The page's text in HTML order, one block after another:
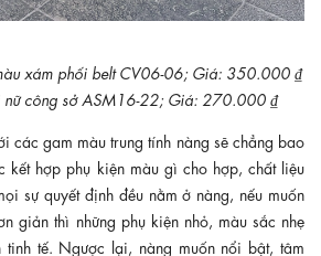
xám phối belt CV06-06; Giá: 350.000 ₫
nữ công sở ASM16-22; Giá: 270.000 ₫
các gam màu trung tính nàng sẽ chẳng bao
kết hợp phụ kiện màu gì cho hợp, chất liệu
sự quyết định đều nằm ở nàng, nếu muốn
giản thì những phụ kiện nhỏ, màu sắc nhẹ
tinh tế. Ngược lại, nàng muốn nổi bật, tâm